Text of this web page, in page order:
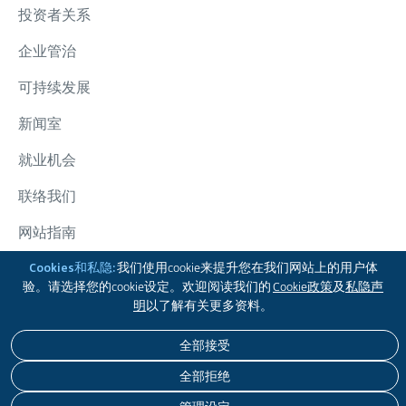
Cookies和私隐:我们使用cookie来提升您在我们网站上的用户体
验。请选择您的cookie设定。欢迎阅读我们的Cookie政策及私隐声
明 以了解有关更多资料。
全部拒绝
全部接受
投资者关系
企业管治
可持续发展
新闻室
就业机会
联络我们
网站指南
太古集团
版权 © 2026 太古股份有限公司。本公司保留一切版权。
免责声明私隐政策COOKIE政策无障碍浏览